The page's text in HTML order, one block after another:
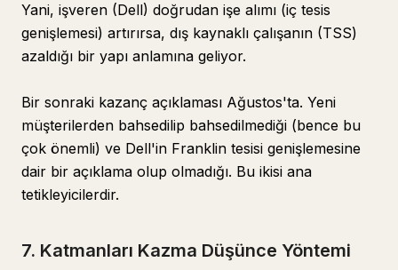
Yani, işveren (Dell) doğrudan işe alımı (iç tesis
genişlemesi) artırırsa, dış kaynaklı çalışanın (TSS)
azaldığı bir yapı anlamına geliyor.
Bir sonraki kazanç açıklaması Ağustos'ta. Yeni
müşterilerden bahsedilip bahsedilmediği (bence bu
çok önemli) ve Dell'in Franklin tesisi genişlemesine
dair bir açıklama olup olmadığı. Bu ikisi ana
tetikleyicilerdir.
7. Katmanları Kazma Düşünce Yöntemi